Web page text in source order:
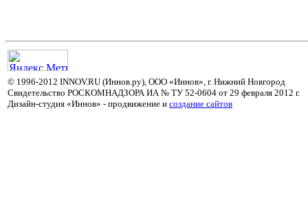
© 1996-2012 INNOV.RU (Иннов.ру), ООО «Иннов», г. Нижний Новгород
Свидетельство РОСКОМНАДЗОРА ИА № ТУ 52-0604 от 29 февраля 2012 г.
Дизайн-студия «Иннов» - продвижение и cоздание сайтов